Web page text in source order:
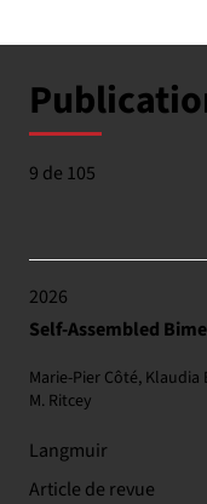
9 de 105
2026
Self-Assembled
Marie-Pier Côté,
M. Ritcey
Langmuir
Article de revue